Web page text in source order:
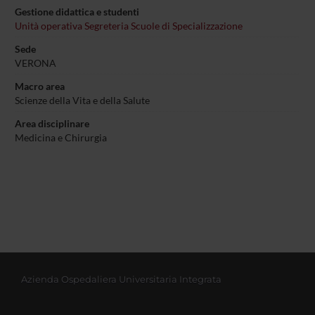
Gestione didattica e studenti
Unità operativa Segreteria Scuole di Specializzazione
Sede
VERONA
Macro area
Scienze della Vita e della Salute
Area disciplinare
Medicina e Chirurgia
Azienda Ospedaliera Universitaria Integrata